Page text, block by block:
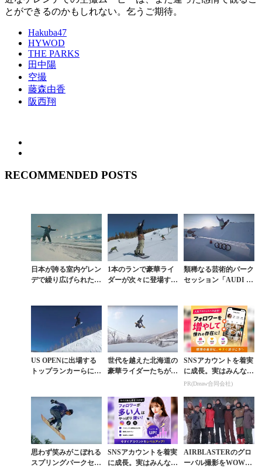
とができるのかもしれない。乞うご期待。
Hakuba47
HYWOD
THE PARKS
田中陽
空撮
藤森由香
阪西翔
RECOMMENDED POSTS
日本が誇る室内ゲレン
デで繰り広げられたグ
1本のランで豪華ライ
ダーが次々に登場する
類稀なる芸術的パーク
セッション「AUDI N
US OPENに出場する
トップランカーらによ
世代を越えた北海道の
豪華ライダーたちが春
SNSアカウントを着実
に成長。実はみんなコ
コ使ってます。
PR(Dreaw合同会社)
思わず笑みがこぼれる
スプリングパークセッ
SNSアカウントを着実
に成長。実はみんなコ
AIRBLASTERのグロ
ーバル撮影をWOWス